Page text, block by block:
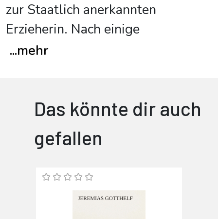
zur Staatlich anerkannten
Erzieherin. Nach einige
...mehr
Das könnte dir auch
gefallen